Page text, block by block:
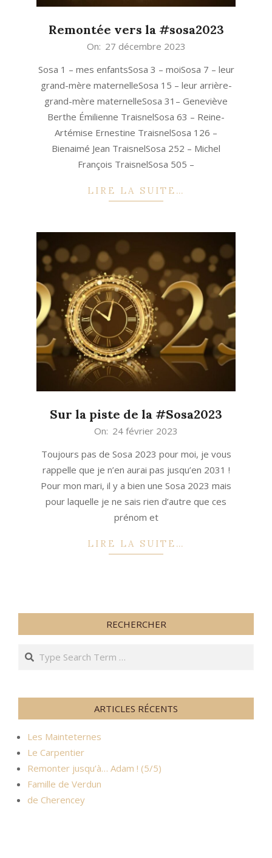
Remontée vers la #sosa2023
27
On: 27 décembre 2023
Sosa 1 – mes enfantsSosa 3 – moiSosa 7 – leur
grand-mère maternelleSosa 15 – leur arrière-
grand-mère maternelleSosa 31– Geneviève
Berthe Émilienne TraisnelSosa 63 – Reine-
Artémise Ernestine TraisnelSosa 126 –
Bienaimé Jean TraisnelSosa 252 – Michel
François TraisnelSosa 505 –
LIRE LA SUITE…
Sur la piste de la #Sosa2023
24
On: 24 février 2023
Toujours pas de Sosa 2023 pour moi, je vous
rappelle que je n’en aurai pas jusqu’en 2031 !
Pour mon mari, il y a bien une Sosa 2023 mais
pour laquelle je ne sais rien d’autre que ces
prénom et
LIRE LA SUITE…
RECHERCHER
Search
ARTICLES RÉCENTS
Les Mainteternes
Le Carpentier
Remonter jusqu’à… Adam ! (5/5)
Famille de Verdun
de Cherencey